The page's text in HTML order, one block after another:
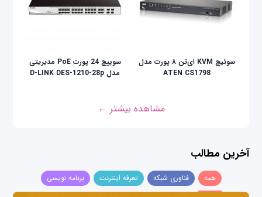
سوئیچ KVM ای‌تن ۸ پورت مدل
ATEN CS1798
سوییچ 24 پورت PoE مدیریتی
مدل D-LINK DES-1210-28p
مشاهده بیشتر ←
آخرین مطالب
همه فناوری شبکه تعرفه اینترنت برنامه نویسی